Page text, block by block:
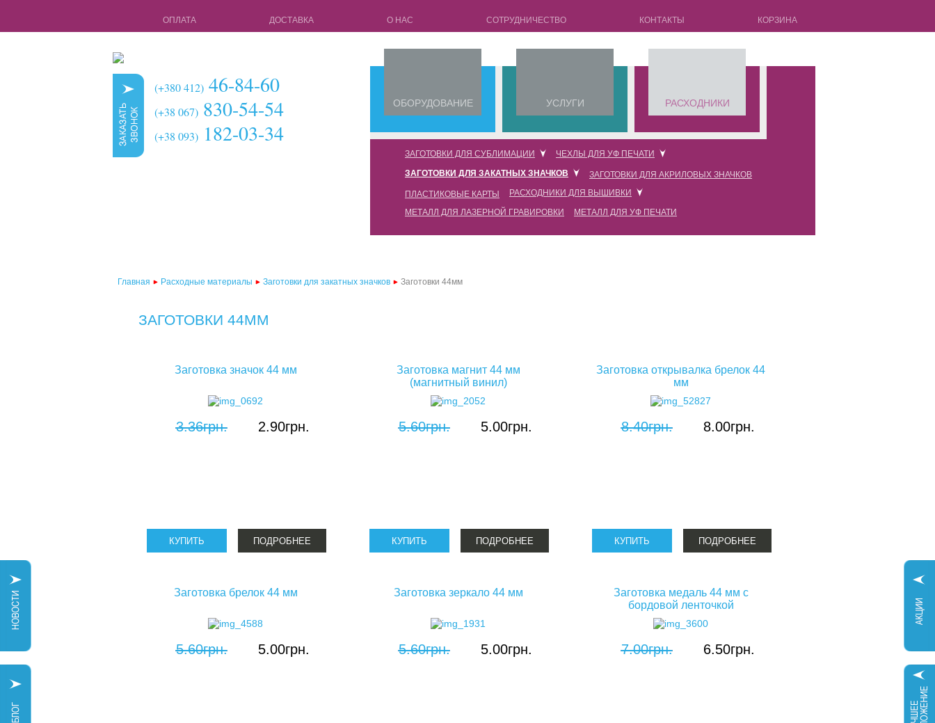
ОПЛАТА ДОСТАВКА О НАС СОТРУДНИЧЕСТВО КОНТАКТЫ КОРЗИНА
(+380 412) 46-84-60
(+38 067) 830-54-54
(+38 093) 182-03-34
ОБОРУДОВАНИЕ УСЛУГИ РАСХОДНИКИ
ЗАГОТОВКИ ДЛЯ СУБЛИМАЦИИ
чехлы для 2d сублимации силиконовые (tpu) с металлической пластиной
часы для сублимации
обложки на паспорт для сублимации
косметички для сублимации
клатчи для сублимации
ЧЕХЛЫ ДЛЯ УФ ПЕЧАТИ
чехлы для уф печати силиконовые прозрачные
чехлы для уф печати силиконовые черные
ЗАГОТОВКИ ДЛЯ ЗАКАТНЫХ ЗНАЧКОВ
заготовки 25мм
ЗАГОТОВКИ ДЛЯ АКРИЛОВЫХ ЗНАЧКОВ
ПЛАСТИКОВЫЕ КАРТЫ
РАСХОДНИКИ ДЛЯ ВЫШИВКИ
МЕТАЛЛ ДЛЯ ЛАЗЕРНОЙ ГРАВИРОВКИ МЕТАЛЛ ДЛЯ УФ ПЕЧАТИ
Главная Расходные материалы Заготовки для закатных значков Заготовки 44мм
ЗАГОТОВКИ 44ММ
ПОДРОБНЕЕ
Заготовка значок 44 мм
3.36грн. 2.90грн.
ПОДРОБНЕЕ
Заготовка магнит 44 мм
(магнитный винил)
5.60грн. 5.00грн.
ПОДРОБНЕЕ
Заготовка открывалка брелок 44
мм
8.40грн. 8.00грн.
Заготовка брелок 44 мм
5.60грн. 5.00грн.
Заготовка зеркало 44 мм
5.60грн. 5.00грн.
Заготовка медаль 44 мм с
бордовой ленточкой
7.00грн. 6.50грн.